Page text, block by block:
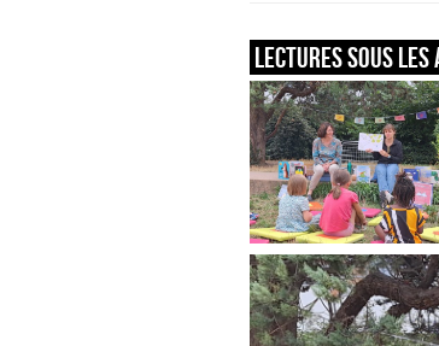
LECTURES SOUS LES